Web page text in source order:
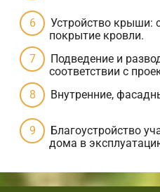
Устройство крыши:
покрытие кровли.
Подведение и
соответствии с
Внутренние,
Благоустройство
дома в